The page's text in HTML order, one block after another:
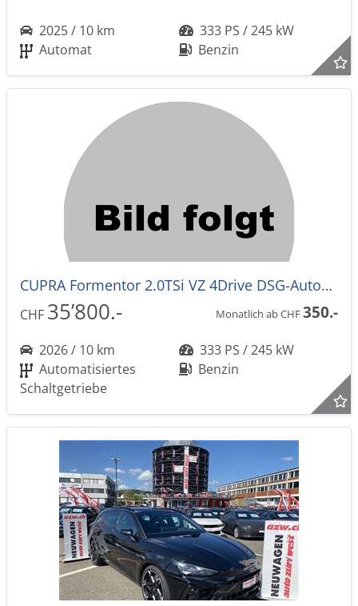
2025 / 10 km
333 PS / 245 kW
Automat
Benzin
CUPRA Formentor 2.0TSi VZ 4Drive DSG-Automat -42%!
CHF 35’800.- Monatlich ab CHF350.-
2026 / 10 km
333 PS / 245 kW
Automatisiertes
Schaltgetriebe
Benzin